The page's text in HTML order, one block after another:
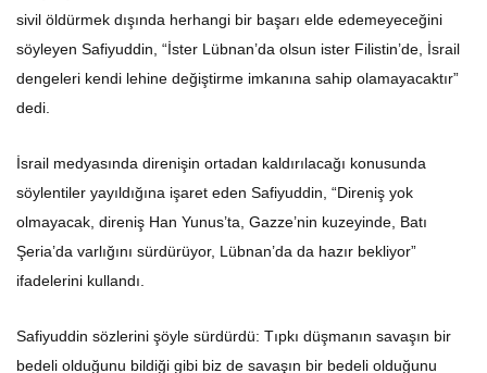
sivil öldürmek dışında herhangi bir başarı elde edemeyeceğini
söyleyen Safiyuddin, “İster Lübnan’da olsun ister Filistin’de, İsrail
dengeleri kendi lehine değiştirme imkanına sahip olamayacaktır”
dedi.
İsrail medyasında direnişin ortadan kaldırılacağı konusunda
söylentiler yayıldığına işaret eden Safiyuddin, “Direniş yok
olmayacak, direniş Han Yunus’ta, Gazze’nin kuzeyinde, Batı
Şeria’da varlığını sürdürüyor, Lübnan’da da hazır bekliyor”
ifadelerini kullandı.
Safiyuddin sözlerini şöyle sürdürdü: Tıpkı düşmanın savaşın bir
bedeli olduğunu bildiği gibi biz de savaşın bir bedeli olduğunu